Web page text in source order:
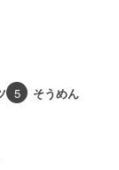
5 そうめん